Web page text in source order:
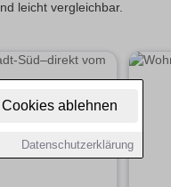
ablehnen
Datenschutzerklärung
leicht vergleichbar.